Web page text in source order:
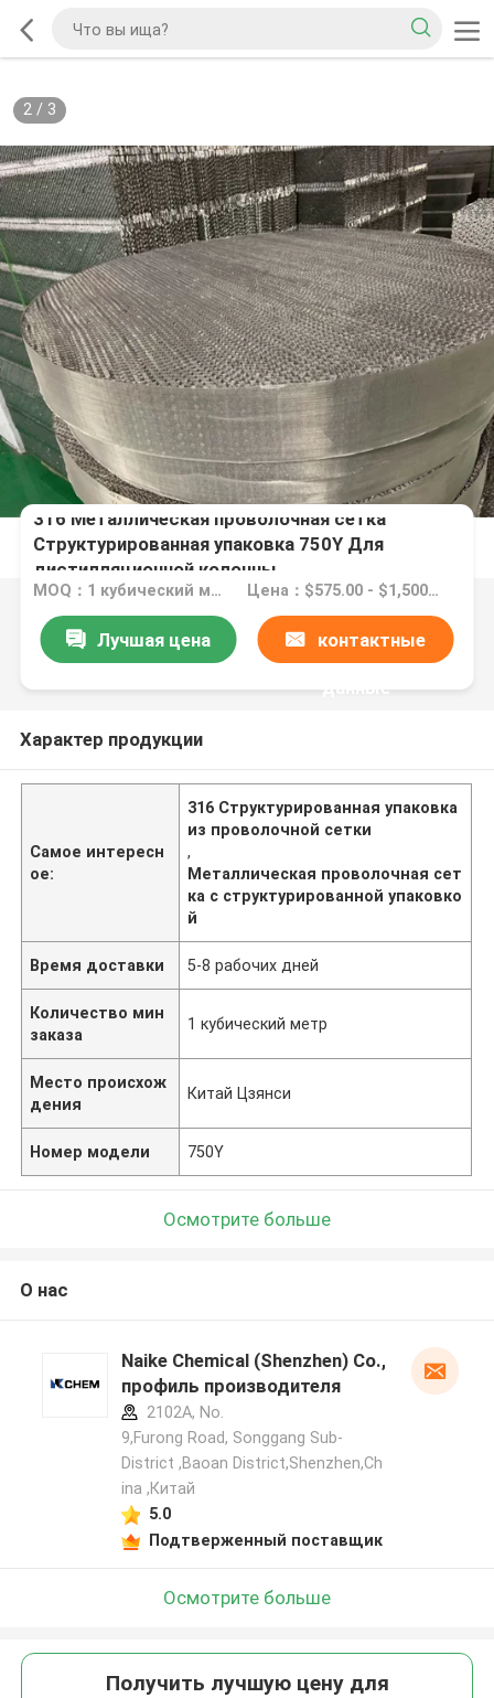
2/ 3
316 Металлическая проволочная сетка
Структурированная упаковка 750Y Для
дистилляционной колонны
MOQ：1 кубический метр Цена：$575.00 - $1,500.00/ cubic meter
Лучшая цена контактные
данные
Характер продукции
Самое интересн
ое:
316 Структурированная упаковка
из проволочной сетки
,
Металлическая проволочная сет
ка с структурированной упаковко
й
Время доставки 5-8 рабочих дней
Количество мин
заказа
1 кубический метр
Место происхож
дения
Китай Цзянси
Номер модели 750Y
Осмотрите больше
О нас
Naike Chemical (Shenzhen) Co., Ltd
профиль производителя
2102A, No.
9,Furong Road, Songgang Sub-
District ,Baoan District,Shenzhen,Ch
ina ,Китай
5.0
Подтверженный поставщик
Осмотрите больше
Получить лучшую цену для